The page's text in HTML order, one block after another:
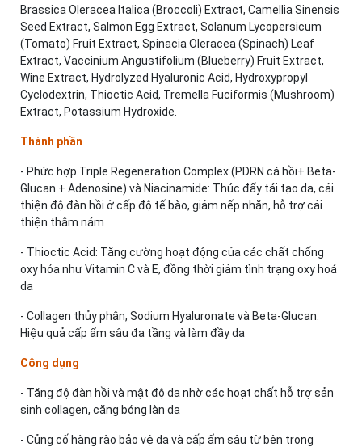
Brassica Oleracea Italica (Broccoli) Extract, Camellia Sinensis
Seed Extract, Salmon Egg Extract, Solanum Lycopersicum
(Tomato) Fruit Extract, Spinacia Oleracea (Spinach) Leaf
Extract, Vaccinium Angustifolium (Blueberry) Fruit Extract,
Wine Extract, Hydrolyzed Hyaluronic Acid, Hydroxypropyl
Cyclodextrin, Thioctic Acid, Tremella Fuciformis (Mushroom)
Extract, Potassium Hydroxide.
Thành phần
- Phức hợp Triple Regeneration Complex (PDRN cá hồi+ Beta-
Glucan + Adenosine) và Niacinamide: Thúc đẩy tái tạo da, cải
thiện độ đàn hồi ở cấp độ tế bào, giảm nếp nhăn, hỗ trợ cải
thiện thâm nám
- Thioctic Acid: Tăng cường hoạt động của các chất chống
oxy hóa như Vitamin C và E, đồng thời giảm tình trạng oxy hoá
da
- Collagen thủy phân, Sodium Hyaluronate và Beta-Glucan:
Hiệu quả cấp ẩm sâu đa tầng và làm đầy da
Công dụng
- Tăng độ đàn hồi và mật độ da nhờ các hoạt chất hỗ trợ sản
sinh collagen, căng bóng làn da
- Củng cố hàng rào bảo vệ da và cấp ẩm sâu từ bên trong